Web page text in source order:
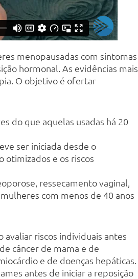
menopausadas com sintomas
hormonal. As evidências mais
O objetivo é ofertar
do que aquelas usadas há 20
ser iniciada desde o
otimizados e os riscos
ressecamento vaginal,
com menos de 40 anos
avaliar riscos individuais antes
câncer de mama e de
e de doenças hepáticas.
antes de iniciar a reposição